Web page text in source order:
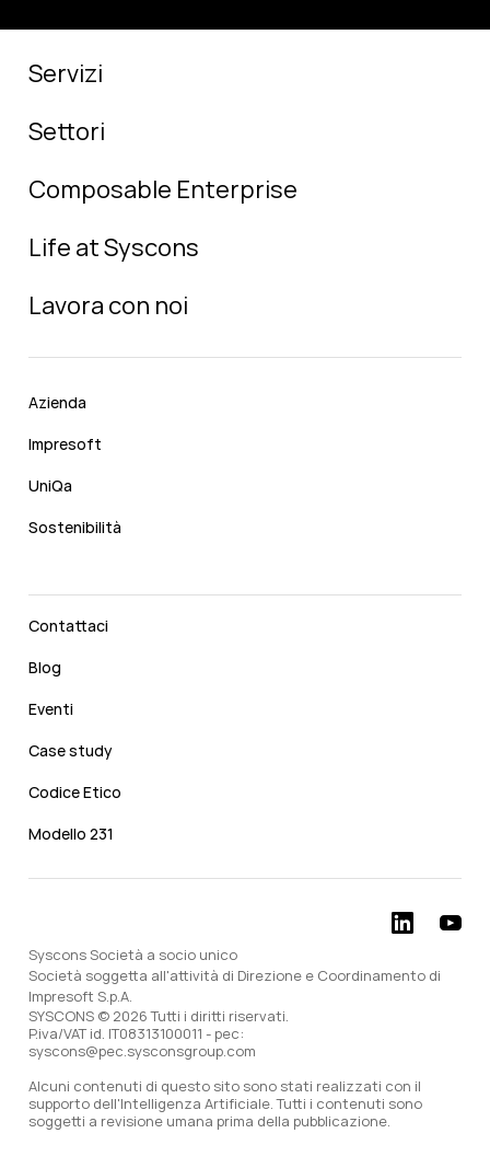
Servizi
Settori
Composable Enterprise
Life at Syscons
Lavora con noi
Azienda
Impresoft
UniQa
Sostenibilità
Contattaci
Blog
Eventi
Case study
Codice Etico
Modello 231
Syscons Società a socio unico
Società soggetta all'attività di Direzione e Coordinamento di
Impresoft S.p.A.
SYSCONS © 2026 Tutti i diritti riservati.
P.iva/VAT id. IT08313100011 - pec:
syscons@pec.sysconsgroup.com
Alcuni contenuti di questo sito sono stati realizzati con il
supporto dell'Intelligenza Artificiale. Tutti i contenuti sono
soggetti a revisione umana prima della pubblicazione.